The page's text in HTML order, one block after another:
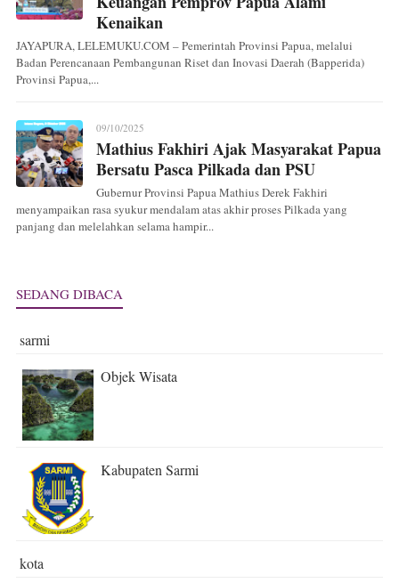
Kenaikan
JAYAPURA, LELEMUKU.COM – Pemerintah Provinsi Papua, melalui
Badan Perencanaan Pembangunan Riset dan Inovasi Daerah (Bapperida)
Provinsi Papua,...
09/10/2025
Mathius Fakhiri Ajak Masyarakat Papua
Bersatu Pasca Pilkada dan PSU
Gubernur Provinsi Papua Mathius Derek Fakhiri
menyampaikan rasa syukur mendalam atas akhir proses Pilkada yang
panjang dan melelahkan selama hampir...
SEDANG DIBACA
sarmi
Objek Wisata
Kabupaten Sarmi
kota